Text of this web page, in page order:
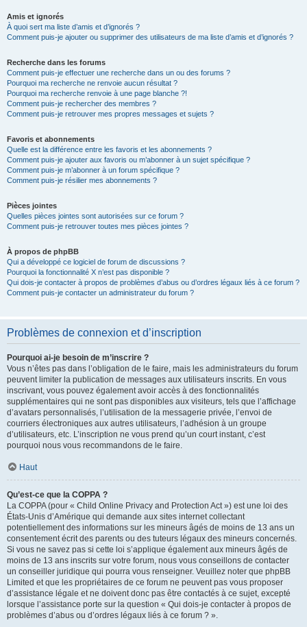
Amis et ignorés
À quoi sert ma liste d’amis et d’ignorés ?
Comment puis-je ajouter ou supprimer des utilisateurs de ma liste d’amis et d’ignorés ?
Recherche dans les forums
Comment puis-je effectuer une recherche dans un ou des forums ?
Pourquoi ma recherche ne renvoie aucun résultat ?
Pourquoi ma recherche renvoie à une page blanche ?!
Comment puis-je rechercher des membres ?
Comment puis-je retrouver mes propres messages et sujets ?
Favoris et abonnements
Quelle est la différence entre les favoris et les abonnements ?
Comment puis-je ajouter aux favoris ou m’abonner à un sujet spécifique ?
Comment puis-je m’abonner à un forum spécifique ?
Comment puis-je résilier mes abonnements ?
Pièces jointes
Quelles pièces jointes sont autorisées sur ce forum ?
Comment puis-je retrouver toutes mes pièces jointes ?
À propos de phpBB
Qui a développé ce logiciel de forum de discussions ?
Pourquoi la fonctionnalité X n’est pas disponible ?
Qui dois-je contacter à propos de problèmes d’abus ou d’ordres légaux liés à ce forum ?
Comment puis-je contacter un administrateur du forum ?
Problèmes de connexion et d’inscription
Pourquoi ai-je besoin de m’inscrire ?
Vous n’êtes pas dans l’obligation de le faire, mais les administrateurs du forum
peuvent limiter la publication de messages aux utilisateurs inscrits. En vous
inscrivant, vous pouvez également avoir accès à des fonctionnalités
supplémentaires qui ne sont pas disponibles aux visiteurs, tels que l’affichage
d’avatars personnalisés, l’utilisation de la messagerie privée, l’envoi de
courriers électroniques aux autres utilisateurs, l’adhésion à un groupe
d’utilisateurs, etc. L’inscription ne vous prend qu’un court instant, c’est
pourquoi nous vous recommandons de le faire.
Haut
Qu’est-ce que la COPPA ?
La COPPA (pour « Child Online Privacy and Protection Act ») est une loi des
États-Unis d’Amérique qui demande aux sites internet collectant
potentiellement des informations sur les mineurs âgés de moins de 13 ans un
consentement écrit des parents ou des tuteurs légaux des mineurs concernés.
Si vous ne savez pas si cette loi s’applique également aux mineurs âgés de
moins de 13 ans inscrits sur votre forum, nous vous conseillons de contacter
un conseiller juridique qui pourra vous renseigner. Veuillez noter que phpBB
Limited et que les propriétaires de ce forum ne peuvent pas vous proposer
d’assistance légale et ne doivent donc pas être contactés à ce sujet, excepté
lorsque l’assistance porte sur la question « Qui dois-je contacter à propos de
problèmes d’abus ou d’ordres légaux liés à ce forum ? ».